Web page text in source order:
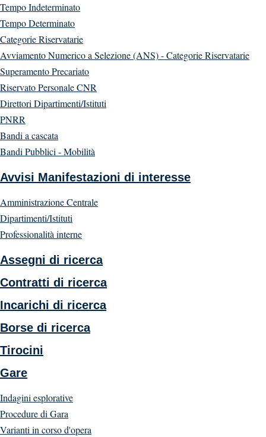
Tempo Indeterminato
Tempo Determinato
Categorie Riservatarie
Avviamento Numerico a Selezione (ANS) - Categorie Riservatarie
Superamento Precariato
Riservato Personale CNR
Direttori Dipartimenti/Istituti
PNRR
Bandi a cascata
Bandi Pubblici - Mobilità
Avvisi Manifestazioni di interesse
Amministrazione Centrale
Dipartimenti/Istituti
Professionalità interne
Assegni di ricerca
Contratti di ricerca
Incarichi di ricerca
Borse di ricerca
Tirocini
Gare
Indagini esplorative
Procedure di Gara
Varianti in corso d'opera